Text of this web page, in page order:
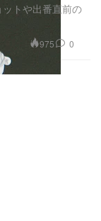
トや出番直前の
975 0